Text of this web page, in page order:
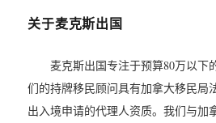
关于麦克斯出国
麦克斯出国专注于预算80万以下
们的持牌移民顾问具有加拿大移民局
出入境申请的代理人资质。我们与加